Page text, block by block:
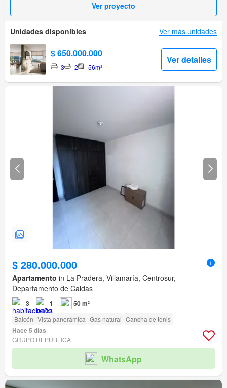
Ver proyecto
Unidades disponibles Ver más unidades
$ 650.000.000
3 2 56m²
Ver detalles
$ 280.000.000
Apartamento in La Pradera, Villamaría, Centrosur,
Departamento de Caldas
3 1 50 m²
Balcón Vista panorámica Gas natural Cancha de tenis
Hace 5 días
GRUPO REPÚBLICA
WhatsApp